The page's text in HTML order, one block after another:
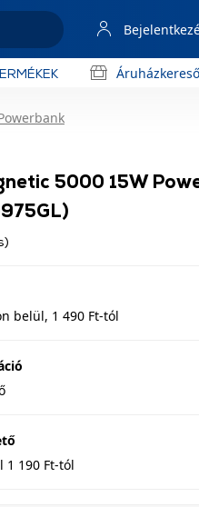
Áruházkereső
5000 15W
belül, 1 490 Ft-tól
1 190 Ft-tól